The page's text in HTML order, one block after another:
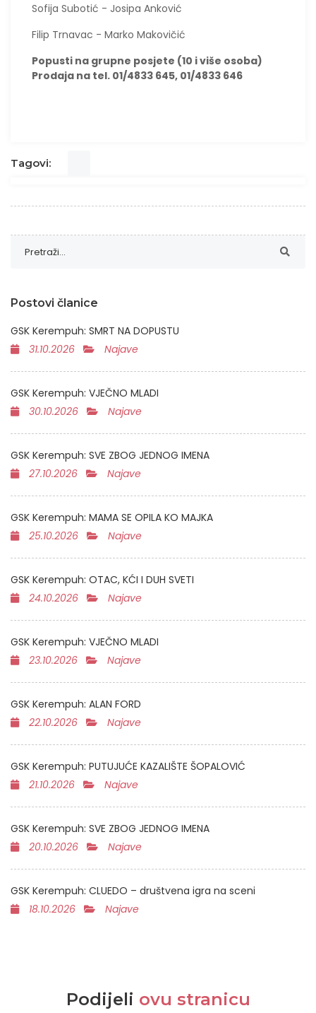
Sofija Subotić - Josipa Anković
Filip Trnavac - Marko Makovičić
Popusti na grupne posjete (10 i više osoba)
Prodaja na tel. 01/4833 645, 01/4833 646
Tagovi:
Postovi članice
GSK Kerempuh: SMRT NA DOPUSTU
31.10.2026
Najave
GSK Kerempuh: VJEČNO MLADI
30.10.2026
Najave
GSK Kerempuh: SVE ZBOG JEDNOG IMENA
27.10.2026
Najave
GSK Kerempuh: MAMA SE OPILA KO MAJKA
25.10.2026
Najave
GSK Kerempuh: OTAC, KĆI I DUH SVETI
24.10.2026
Najave
GSK Kerempuh: VJEČNO MLADI
23.10.2026
Najave
GSK Kerempuh: ALAN FORD
22.10.2026
Najave
GSK Kerempuh: PUTUJUĆE KAZALIŠTE ŠOPALOVIĆ
21.10.2026
Najave
GSK Kerempuh: SVE ZBOG JEDNOG IMENA
20.10.2026
Najave
GSK Kerempuh: CLUEDO – društvena igra na sceni
18.10.2026
Najave
Podijeli ovu stranicu